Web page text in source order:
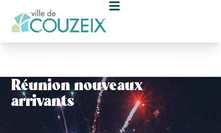
Réunion nouveaux
arrivants